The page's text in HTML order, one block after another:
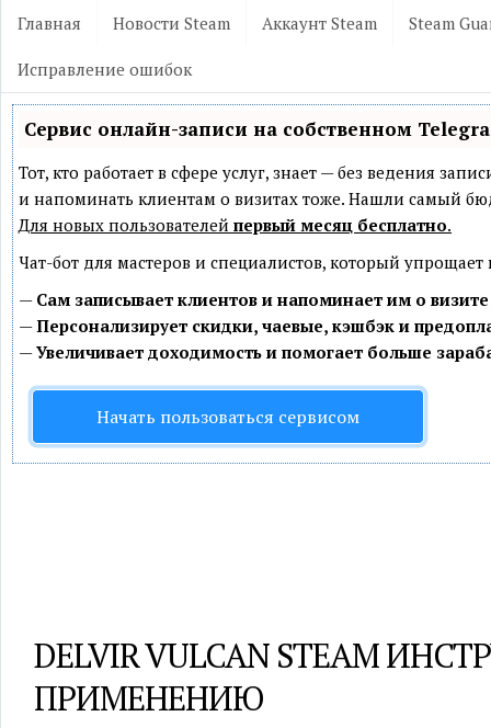
Главная Новости Steam Аккаунт Steam Steam
Исправление ошибок
Сервис онлайн-записи на собственном
Тот, кто работает в сфере услуг, знает — без ведения
и напоминать клиентам о визитах тоже. Нашли самый
Для новых пользователей первый месяц бесплатно.
Чат-бот для мастеров и специалистов, который
— Сам записывает клиентов и напоминает им о
—Персонализирует скидки, чаевые, кэшбэк и
—Увеличивает доходимость и помогает больше
Начать пользоваться сервисом
DELVIR VULCAN STEAM
ПРИМЕНЕНИЮ